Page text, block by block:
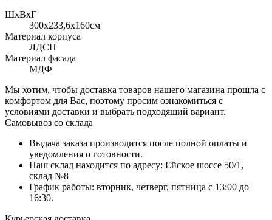
ШхВхГ
300x233,6х160см
Материал корпуса
ЛДСП
Материал фасада
МДФ
Мы хотим, чтобы доставка товаров нашего магазина прошла с
комфортом для Вас, поэтому просим ознакомиться с
условиями доставки и выбрать подходящий вариант.
Самовывоз со склада
Выдача заказа производится после полной оплаты и
уведомления о готовности.
Наш склад находится по адресу: Ейское шоссе 50/1,
склад №8
График работы: вторник, четверг, пятница с 13:00 до
16:30.